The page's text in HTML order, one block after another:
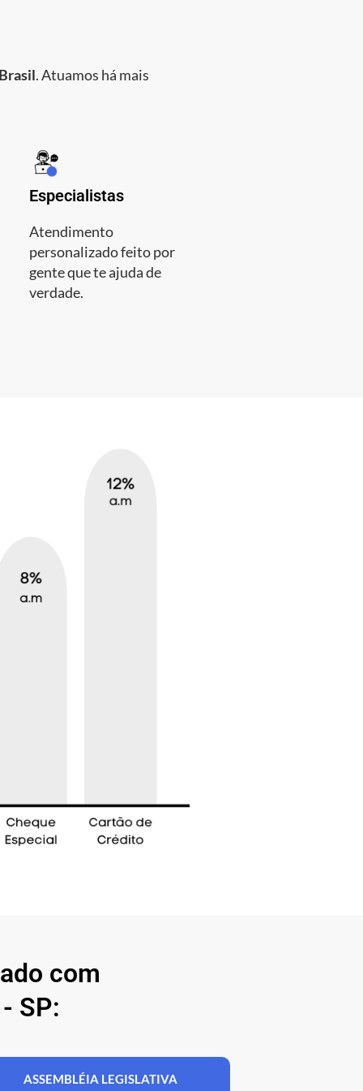
. Atuamos há mais
Especialistas
Atendimento
personalizado feito por
gente que te ajuda de
verdade.
com
SP:
ASSEMBLÉIA LEGISLATIVA